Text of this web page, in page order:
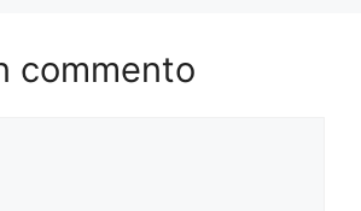
commento